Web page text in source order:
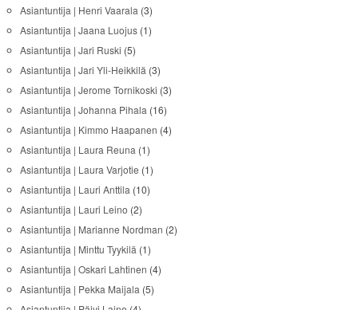
Asiantuntija | Henri Vaarala (3)
Asiantuntija | Jaana Luojus(1)
Asiantuntija | Jari Ruski (5)
Asiantuntija | Jari Yli-Heikkilä (3)
Asiantuntija | Jerome Tornikoski (3)
Asiantuntija | Johanna Pihala (16)
Asiantuntija | Kimmo Haapanen (4)
Asiantuntija | Laura Reuna (1)
Asiantuntija | Laura Varjotie (1)
Asiantuntija | Lauri Anttila (10)
Asiantuntija | Lauri Leino (2)
Asiantuntija | Marianne Nordman (2)
Asiantuntija | Minttu Tyykilä (1)
Asiantuntija | Oskari Lahtinen (4)
Asiantuntija | Pekka Maijala (5)